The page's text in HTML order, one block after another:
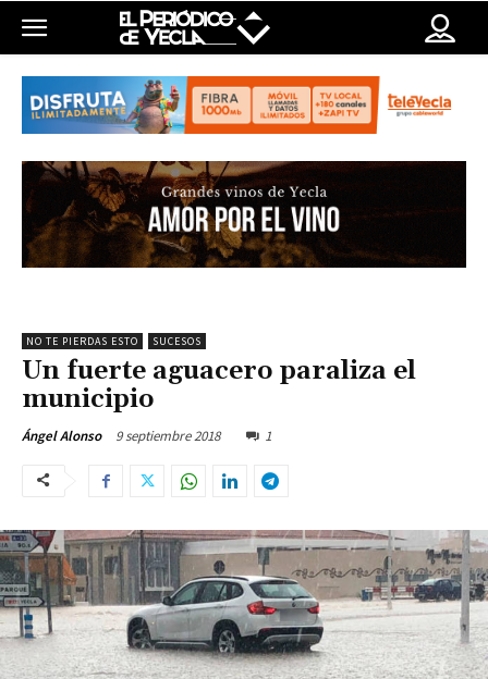
NO TE PIERDAS ESTO SUCESOS
Un fuerte aguacero paraliza el
municipio
Ángel Alonso 9 septiembre 2018 1